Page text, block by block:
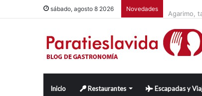
sábado, agosto 8 2026 Novedades Agarimo,
Inicio Restaurantes Escapadas y